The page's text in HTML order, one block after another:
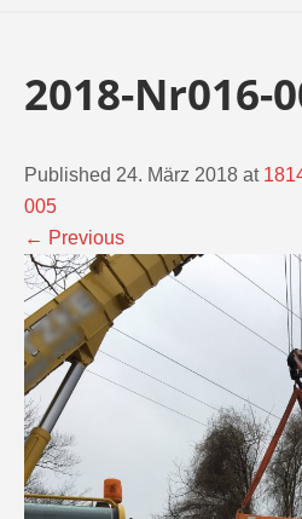
2018-Nr016-
Published 24. März 2018 at
005
← Previous